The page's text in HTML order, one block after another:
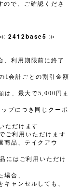
ので、ご確認くださ
2412base5 ≫
、利用期限前に終了
1会計ごとの割引金額
は、最大で5,000円ま
プにつき同じクーポ
ただけます
ご利用いただけます
商品、テイクアウ
にはご利用いただけ
場合、
キャンセルしても、